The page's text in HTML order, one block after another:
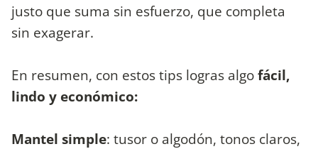
justo que suma sin esfuerzo, que completa
sin exagerar.
En resumen, con estos tips logras algofácil,
lindo y económico:
Mantel simple: tusor o algodón, tonos claros,